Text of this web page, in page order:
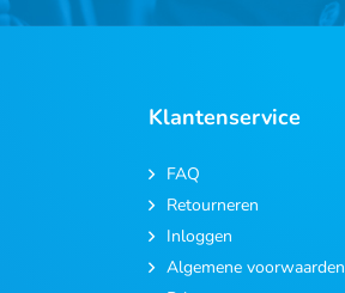
Klantenservice
FAQ
Retourneren
Inloggen
Algemene voorwaarden